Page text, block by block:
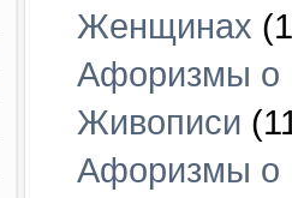
Женщинах
Афоризмы о
Живописи
Афоризмы о